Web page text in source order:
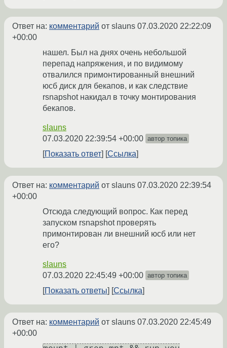
Ответ на: комментарий от slauns 07.03.2020 22:22:09
+00:00
нашел. Был на днях очень небольшой
перепад напряжения, и по видимому
отвалился примонтированный внешний
юсб диск для бекапов, и как следствие
rsnapshot накидал в точку монтирования
бекапов.
slauns
07.03.2020 22:39:54 +00:00 автор топика
Показать ответ Ссылка
Ответ на: комментарий от slauns 07.03.2020 22:39:54
+00:00
Отсюда следующий вопрос. Как перед
запуском rsnapshot проверять
примонтирован ли внешний юсб или нет
его?
slauns
07.03.2020 22:45:49 +00:00 автор топика
Показать ответы Ссылка
Ответ на: комментарий от slauns 07.03.2020 22:45:49
+00:00